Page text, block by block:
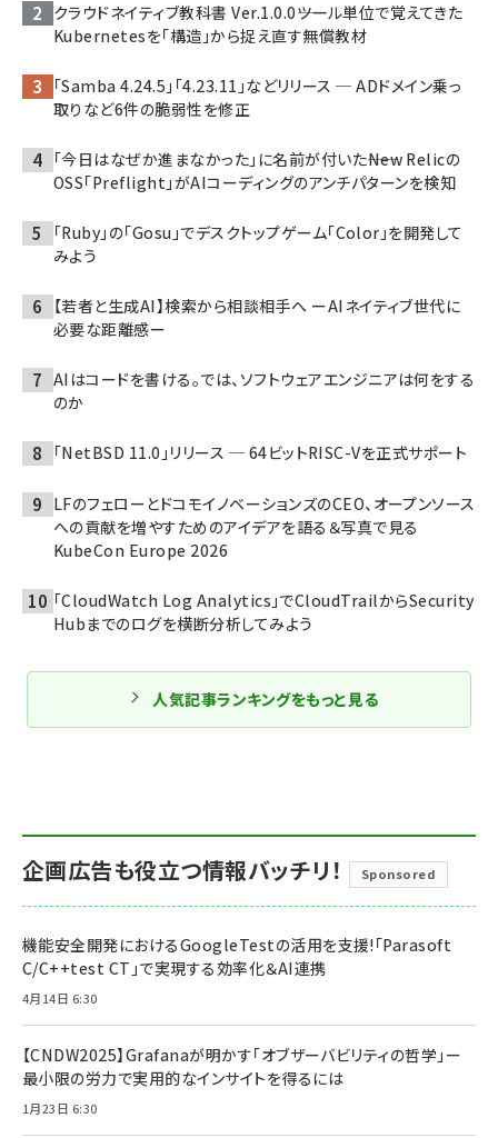
クラウドネイティブ教科書 Ver.1.0.0――ツール単位で覚えてきた
Kubernetesを「構造」から捉え直す無償教材
「Samba 4.24.5」「4.23.11」などリリース ─ ADドメイン乗っ
取りなど6件の脆弱性を修正
「今日はなぜか進まなかった」に名前が付いた――New Relicの
OSS「Preflight」がAIコーディングのアンチパターンを検知
「Ruby」の「Gosu」でデスクトップゲーム「Color」を開発して
みよう
【若者と生成AI】検索から相談相手へ ーAIネイティブ世代に
必要な距離感ー
AIはコードを書ける。では、ソフトウェアエンジニアは何をする
のか
「NetBSD 11.0」リリース ─ 64ビットRISC-Vを正式サポート
LFのフェローとドコモイノベーションズのCEO、オープンソース
への貢献を増やすためのアイデアを語る＆写真で見る
KubeCon Europe 2026
「CloudWatch Log Analytics」でCloudTrailからSecurity
Hubまでのログを横断分析してみよう
人気記事ランキングをもっと見る
企画広告も役立つ情報バッチリ！ Sponsored
機能安全開発におけるGoogleTestの活用を支援!「Parasoft
C/C++test CT」で実現する効率化＆AI連携
4月14日 6:30
【CNDW2025】Grafanaが明かす「オブザーバビリティの哲学」ー
最小限の労力で実用的なインサイトを得るには
1月23日 6:30